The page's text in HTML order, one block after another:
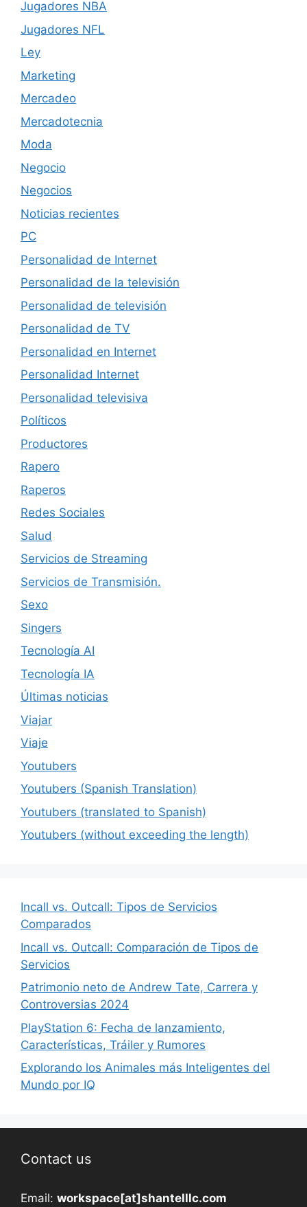
Jugadores NBA
Jugadores NFL
Ley
Marketing
Mercadeo
Mercadotecnia
Moda
Negocio
Negocios
Noticias recientes
PC
Personalidad de Internet
Personalidad de la televisión
Personalidad de televisión
Personalidad de TV
Personalidad en Internet
Personalidad Internet
Personalidad televisiva
Políticos
Productores
Rapero
Raperos
Redes Sociales
Salud
Servicios de Streaming
Servicios de Transmisión.
Sexo
Singers
Tecnología AI
Tecnología IA
Últimas noticias
Viajar
Viaje
Youtubers
Youtubers (Spanish Translation)
Youtubers (translated to Spanish)
Youtubers (without exceeding the length)
Incall vs. Outcall: Tipos de Servicios
Comparados
Incall vs. Outcall: Comparación de Tipos de
Servicios
Patrimonio neto de Andrew Tate, Carrera y
Controversias 2024
PlayStation 6: Fecha de lanzamiento,
Características, Tráiler y Rumores
Explorando los Animales más Inteligentes del
Mundo por IQ
Contact us
Email: workspace[at]shantelllc.com